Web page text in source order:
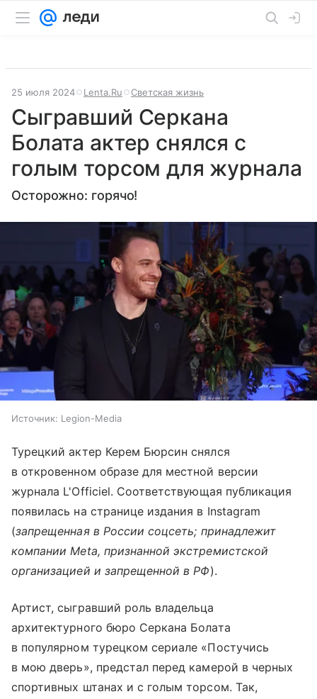
25 июля 2024 Lenta.Ru Светская жизнь
Сыгравший Серкана
Болата актер снялся с
голым торсом для журнала
Осторожно: горячо!
Источник: Legion-Media
Турецкий актер Керем Бюрсин снялся
в откровенном образе для местной версии
журнала L'Officiel. Соответствующая публикация
появилась на странице издания в Instagram
(запрещенная в России соцсеть; принадлежит
компании Meta, признанной экстремистской
организацией и запрещенной в РФ).
Артист, сыгравший роль владельца
архитектурного бюро Серкана Болата
в популярном турецком сериале «Постучись
в мою дверь», предстал перед камерой в черных
спортивных штанах и с голым торсом. Так,